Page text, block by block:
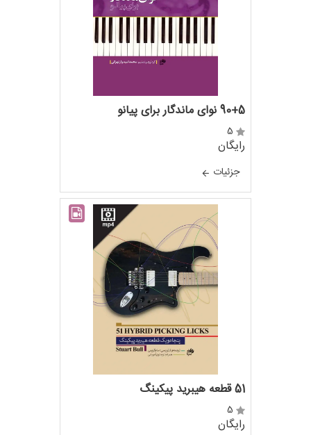
90+5 نوای ماندگار برای پیانو
5
رایگان
جزئيات
51 قطعه هیبرید پیکینگ
5
رایگان